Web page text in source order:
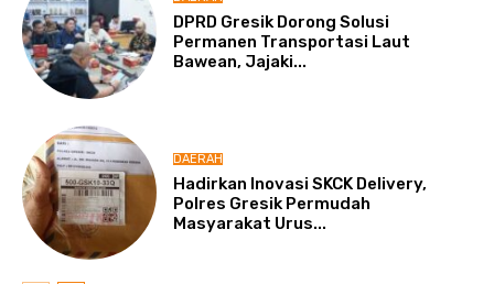
DPRD Gresik Dorong Solusi
Permanen Transportasi Laut
Bawean, Jajaki...
DAERAH
Hadirkan Inovasi SKCK Delivery,
Polres Gresik Permudah
Masyarakat Urus...